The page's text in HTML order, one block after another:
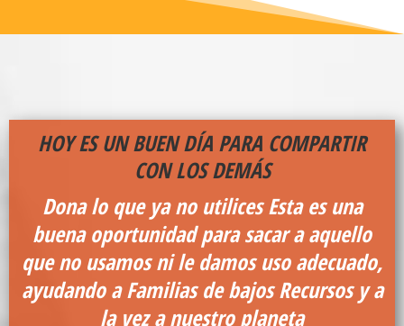
HOY ES UN BUEN DÍA PARA COMPARTIR
CON LOS DEMÁS
Dona lo que ya no utilicesEsta es una
buena oportunidad para sacar a aquello
que no usamos ni le damos uso adecuado,
ayudando a Familias de bajos Recursos y a
la vez a nuestro planeta